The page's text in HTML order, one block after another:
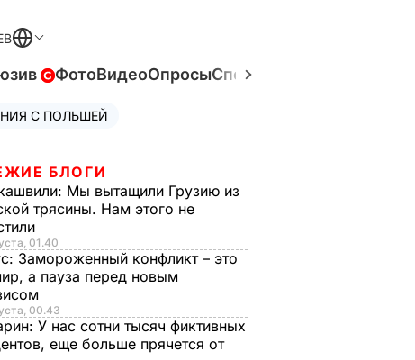
ФотоВидеоОпросыСпецпроекты
С ПОЛЬШЕЙ
БЛОГИ
Мы вытащили Грузию из
трясины. Нам этого не
01.40
Замороженный конфликт – это
а пауза перед новым
00.43
У нас сотни тысяч фиктивных
еще больше прячется от